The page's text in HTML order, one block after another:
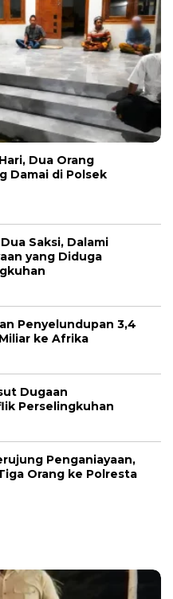
Dua Orang
Damai di Polsek
Saksi, Dalami
yang Diduga
Penyelundupan 3,4
ke Afrika
Dugaan
Perselingkuhan
Penganiayaan,
Orang ke Polresta